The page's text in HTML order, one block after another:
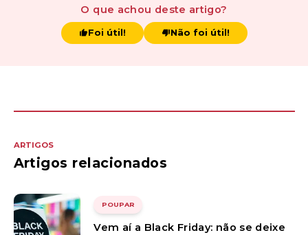
O que achou deste artigo?
Foi útil! Não foi útil!
ARTIGOS
Artigos relacionados
POUPAR
Vem aí a Black Friday: não se deixe